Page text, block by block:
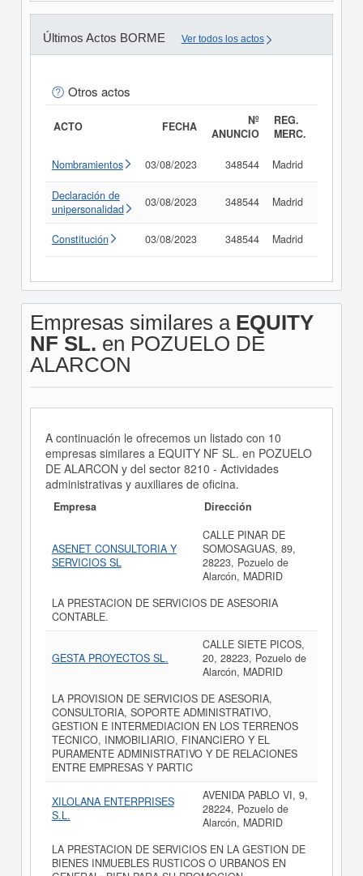
Últimos Actos BORME Ver todos los actos
Otros actos
ACTO FECHA
Nº
ANUNCIO
REG.
MERC.
Nombramientos 03/08/2023 348544 Madrid
Declaración de
unipersonalidad
03/08/2023 348544 Madrid
Constitución 03/08/2023 348544 Madrid
Empresas similares a EQUITY
NF SL. en POZUELO DE
ALARCON
A continuación le ofrecemos un listado con 10
empresas similares a EQUITY NF SL. en POZUELO
DE ALARCON y del sector 8210 - Actividades
administrativas y auxiliares de oficina.
Empresa Dirección
ASENET CONSULTORIA Y
SERVICIOS SL
CALLE PINAR DE
SOMOSAGUAS, 89,
28223, Pozuelo de
Alarcón, MADRID
LA PRESTACION DE SERVICIOS DE ASESORIA
CONTABLE.
GESTA PROYECTOS SL.
CALLE SIETE PICOS,
20, 28223, Pozuelo de
Alarcón, MADRID
LA PROVISION DE SERVICIOS DE ASESORIA,
CONSULTORIA, SOPORTE ADMINISTRATIVO,
GESTION E INTERMEDIACION EN LOS TERRENOS
TECNICO, INMOBILIARIO, FINANCIERO Y EL
PURAMENTE ADMINISTRATIVO Y DE RELACIONES
ENTRE EMPRESAS Y PARTIC
XILOLANA ENTERPRISES
S.L.
AVENIDA PABLO VI, 9,
28224, Pozuelo de
Alarcón, MADRID
LA PRESTACION DE SERVICIOS EN LA GESTION DE
BIENES INMUEBLES RUSTICOS O URBANOS EN